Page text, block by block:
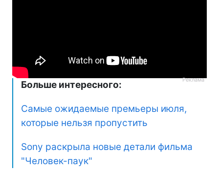
Больше интересного:
Самые ожидаемые премьеры июля,
которые нельзя пропустить
Sony раскрыла новые детали фильма
"Человек-паук"